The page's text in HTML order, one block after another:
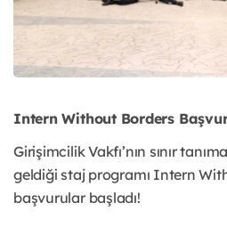
Intern Without Borders
Girişimcilik Vakfı’nın sınır
geldiği staj programı Intern
başvurular başladı!